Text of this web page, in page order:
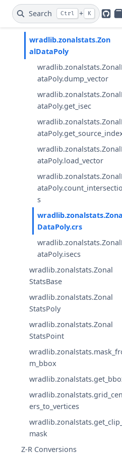
Search Ctrl + K
wradlib.zonalstats.Zonal
DataPoint
wradlib.zonalstats.Zon
alDataPoly
ataPoly.dump_vector
ataPoly.get_isec
ataPoly.load_vector
s
DataPoly.crs
ataPoly.isecs
wradlib.zonalstats.Zonal
StatsBase
wradlib.zonalstats.Zonal
StatsPoly
wradlib.zonalstats.Zonal
StatsPoint
m_bbox
ers_to_vertices
wradlib.zonalstats.get_clip_
mask
Z-R Conversions